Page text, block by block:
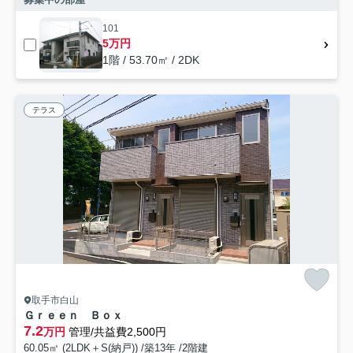
101
5万円
1階 / 53.70㎡ / 2DK
テラス
取手市白山
Ｇｒｅｅｎ Ｂｏｘ
7.2万円 管理/共益費2,500円
60.05㎡ (2LDK＋S(納戸)) /築13年 /2階建